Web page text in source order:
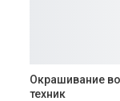
Окрашивание
техник